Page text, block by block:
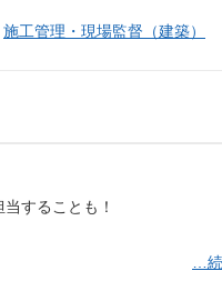
施工管理・現場監督（建築）
することも！
…